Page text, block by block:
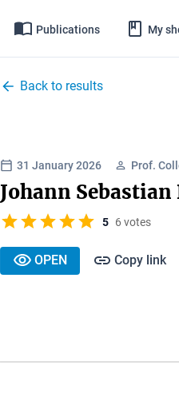
Publications My
Back to results
31 January 2026 Prof.
Johann Sebastian
5 6 votes
OPEN Copy link